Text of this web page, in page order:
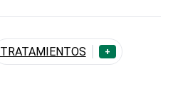
TRATAMIENTOS +